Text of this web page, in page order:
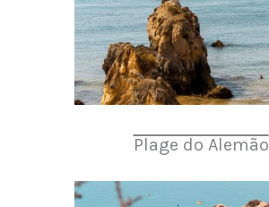
Plage do Alemão